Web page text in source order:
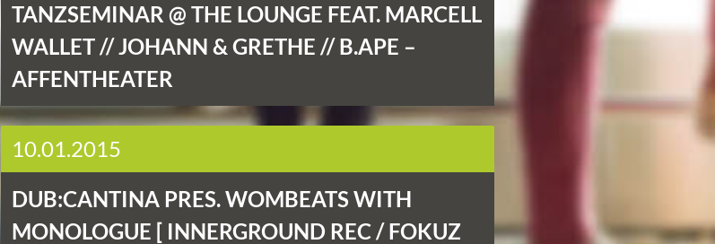
TANZSEMINAR @ THE LOUNGE FEAT. MARCELL
WALLET // JOHANN & GRETHE // B.APE –
AFFENTHEATER
10.01.2015
DUB:CANTINA PRES. WOMBEATS WITH
MONOLOGUE [ INNERGROUND REC / FOKUZ